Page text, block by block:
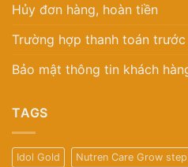
Hủy đơn hàng, hoàn tiền
Trường hợp thanh toán trước
Bảo mật thông tin khách
TAGS
Idol Gold Nutren Care Grow